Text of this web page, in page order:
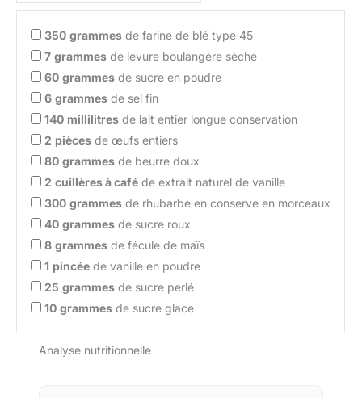
350 grammes de farine de blé type 45
7 grammes de levure boulangère sèche
60 grammes de sucre en poudre
6 grammes de sel fin
140 millilitres de lait entier longue conservation
2 pièces de œufs entiers
80 grammes de beurre doux
2 cuillères à café de extrait naturel de vanille
300 grammes de rhubarbe en conserve en morceaux
40 grammes de sucre roux
8 grammes de fécule de maïs
1 pincée de vanille en poudre
25 grammes de sucre perlé
10 grammes de sucre glace
Analyse nutritionnelle